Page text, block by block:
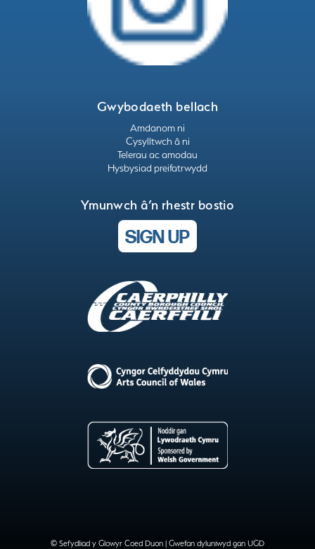
Gwybodaeth bellach
Amdanom ni
Cysylltwch â ni
Telerau ac amodau
Hysbysiad preifatrwydd
Ymunwch â’n rhestr bostio
SIGN UP
© Sefydliad y Glowyr Coed Duon | Gwefan dyluniwyd gan UGD